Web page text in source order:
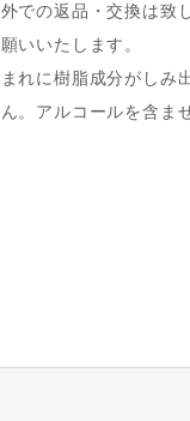
での返品・交換は致
いいたします。
れに樹脂成分がしみ
。アルコールを含ま